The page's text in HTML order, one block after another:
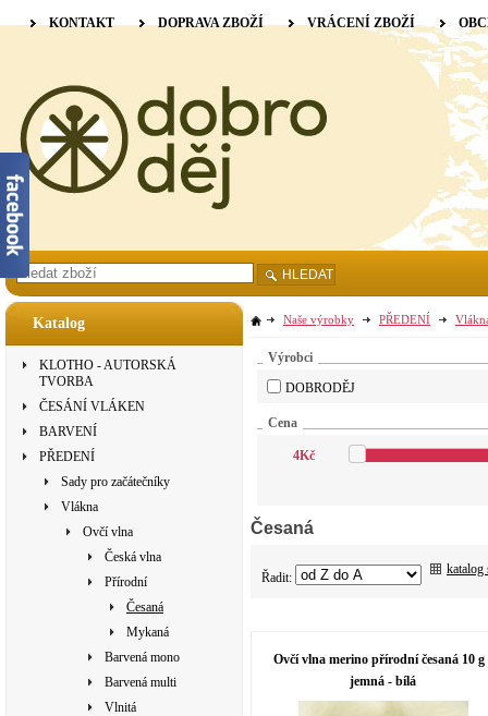
Katalog
KLOTHO - AUTORSKÁ
TVORBA
ČESÁNÍ VLÁKEN
BARVENÍ
PŘEDENÍ
Sady pro začátečníky
Vlákna
Ovčí vlna
Česká vlna
Přírodní
Česaná
Mykaná
Barvená mono
Barvená multi
Vlnitá
Naše výrobky PŘEDENÍ
Výrobci
DOBRODĚJ
Cena
4Kč
Česaná
Řadit:
katalog
Ovčí vlna merino přírodní česaná 10 g
jemná - bílá
KONTAKT DOPRAVA ZBOŽÍ VRÁCENÍ ZBOŽÍ
HLEDAT